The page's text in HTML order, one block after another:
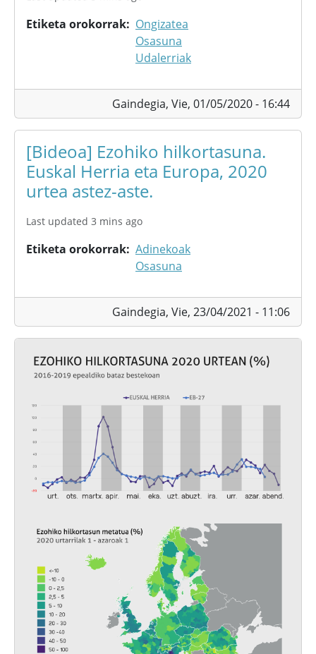
Etiketa orokorrak
Ongizatea
Osasuna
Udalerriak
Gaindegia, Vie, 01/05/2020 - 16:44
[Bideoa] Ezohiko hilkortasuna.
Euskal Herria eta Europa, 2020
urtea astez-aste.
Last updated 3 mins ago
Etiketa orokorrak Adinekoak
Osasuna
Gaindegia, Vie, 23/04/2021 - 11:06